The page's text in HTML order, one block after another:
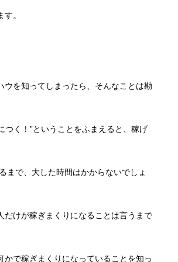
。
を知ってしまったら、そんなことは勘
つく！”ということをふまえると、稼げ
まで、大した時間はかからないでしょ
けが稼ぎまくりになることは言うまで
で稼ぎまくりになっていることを知っ